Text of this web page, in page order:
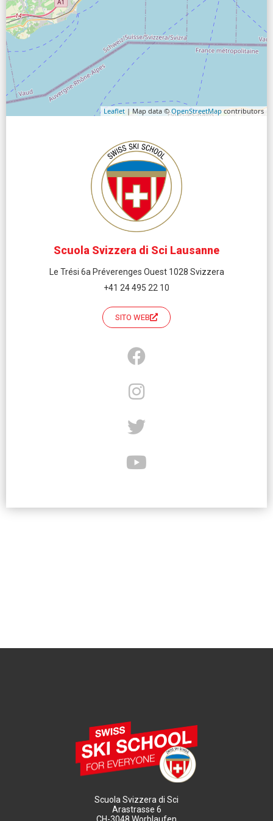
Leaflet | Map data ©OpenStreetMapcontributors
Scuola Svizzera di Sci Lausanne
Le Trési 6a Préverenges Ouest 1028 Svizzera
+41 24 495 22 10
SITO WEB
Scuola Svizzera di Sci
Arastrasse 6